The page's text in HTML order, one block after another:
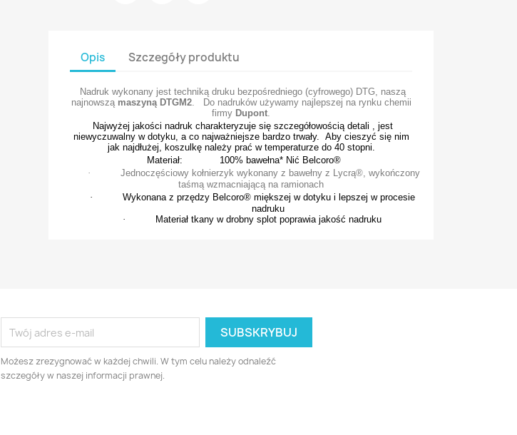
Opis Szczegóły produktu
Nadruk wykonany jest techniką druku bezpośredniego (cyfrowego) DTG, naszą
najnowszą maszyną DTGM2. Do nadruków używamy najlepszej na rynku chemii
firmy Dupont.
Najwyżej jakości nadruk charakteryzuje się szczegółowością detali , jest
niewyczuwalny w dotyku, a co najważniejsze bardzo trwały. Aby cieszyć się nim
jak najdłużej, koszulkę należy prać w temperaturze do 40 stopni.
Materiał: 100% bawełna* Nić Belcoro®
·
Jednoczęściowy kołnierzyk wykonany z bawełny z Lycrą®, wykończony
taśmą wzmacniającą na ramionach
·
Wykonana z przędzy Belcoro® miększej w dotyku i lepszej w procesie
nadruku
·
Materiał tkany w drobny splot poprawia jakość nadruku
Możesz zrezygnować w każdej chwili. W tym celu należy odnaleźć
szczegóły w naszej informacji prawnej.